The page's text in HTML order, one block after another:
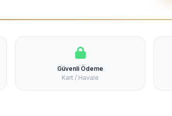
Güvenli Ödeme
Kart / Havale